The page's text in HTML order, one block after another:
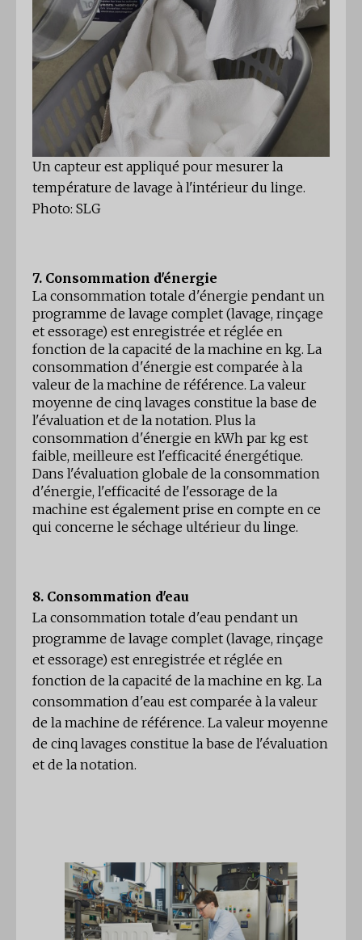
Un capteur est appliqué pour mesurer la
température de lavage à l'intérieur du linge.
Photo: SLG
7. Consommation d'énergie
La consommation totale d'énergie pendant un
programme de lavage complet (lavage, rinçage
et essorage) est enregistrée et réglée en
fonction de la capacité de la machine en kg. La
consommation d'énergie est comparée à la
valeur de la machine de référence. La valeur
moyenne de cinq lavages constitue la base de
l'évaluation et de la notation. Plus la
consommation d'énergie en kWh par kg est
faible, meilleure est l'efficacité énergétique.
Dans l'évaluation globale de la consommation
d'énergie, l'efficacité de l'essorage de la
machine est également prise en compte en ce
qui concerne le séchage ultérieur du linge.
8. Consommation d'eau
La consommation totale d'eau pendant un
programme de lavage complet (lavage, rinçage
et essorage) est enregistrée et réglée en
fonction de la capacité de la machine en kg. La
consommation d'eau est comparée à la valeur
de la machine de référence. La valeur moyenne
de cinq lavages constitue la base de l'évaluation
et de la notation.